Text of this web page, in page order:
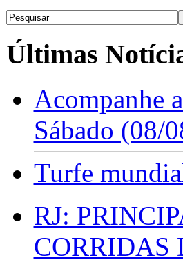
Últimas
Acompanhe
Sábado (08/
Turfe
RJ:
CORRIDAS